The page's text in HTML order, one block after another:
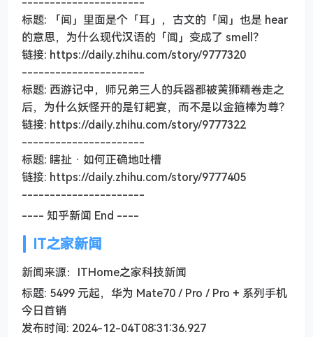
标题: 「闻」里面是个「耳」，古文的「闻」也是 hear
的意思，为什么现代汉语的「闻」变成了 smell？
链接: https://daily.zhihu.com/story/9777320
----------------------
标题: 西游记中，师兄弟三人的兵器都被黄狮精卷走之
后，为什么妖怪开的是钉耙宴，而不是以金箍棒为尊？
链接: https://daily.zhihu.com/story/9777322
----------------------
标题: 瞎扯 · 如何正确地吐槽
链接: https://daily.zhihu.com/story/9777405
----------------------
---- 知乎新闻 End ----
IT之家新闻
新闻来源：ITHome之家科技新闻
标题: 5499 元起，华为 Mate70 / Pro / Pro + 系列手机
今日首销
发布时间: 2024-12-04T08:31:36.927